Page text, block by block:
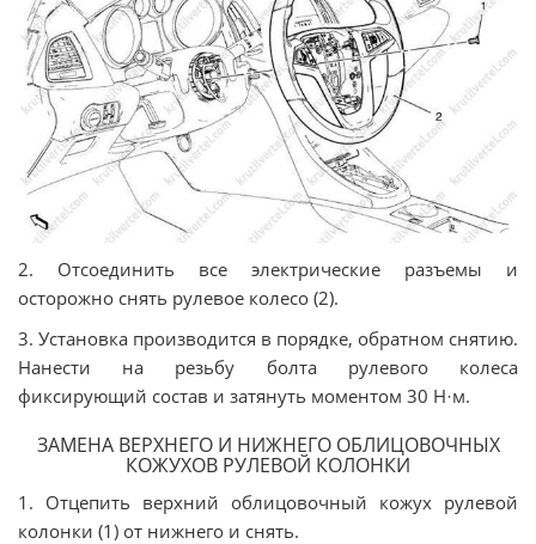
2. Отсоединить все электрические разъемы и
осторожно снять рулевое колесо (2).
3. Установка производится в порядке, обратном снятию.
Нанести на резьбу болта рулевого колеса
фиксирующий состав и затянуть моментом 30 Н·м.
ЗАМЕНА ВЕРХНЕГО И НИЖНЕГО ОБЛИЦОВОЧНЫХ
КОЖУХОВ РУЛЕВОЙ КОЛОНКИ
1. Отцепить верхний облицовочный кожух рулевой
колонки (1) от нижнего и снять.